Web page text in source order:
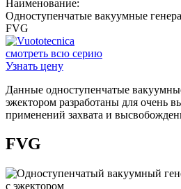
Наименование:
Одноступенчатые вакуумные
FVG
смотреть всю серию
Узнать цену
Данные одноступенчатые
эжектором разработаны для очень
применений захвата и
FVG